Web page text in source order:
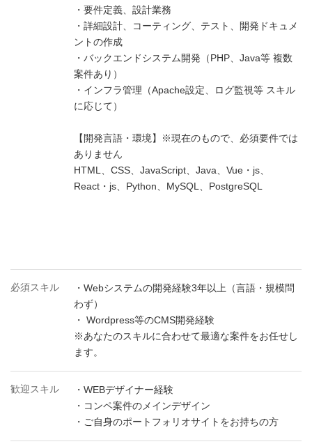
・要件定義、設計業務
・詳細設計、コーティング、テスト、開発ドキュメ
ントの作成
・バックエンドシステム開発（PHP、Java等 複数
案件あり）
・インフラ管理（Apache設定、ログ監視等 スキル
に応じて）
【開発言語・環境】※現在のもので、必須要件では
ありません
HTML、CSS、JavaScript、Java、Vue・js、
React・js、Python、MySQL、PostgreSQL
必須スキル
・Webシステムの開発経験3年以上（言語・規模問
わず）
・ Wordpress等のCMS開発経験
※あなたのスキルに合わせて最適な案件をお任せし
ます。
歓迎スキル
・WEBデザイナー経験
・コンペ案件のメインデザイン
・ご自身のポートフォリオサイトをお持ちの方